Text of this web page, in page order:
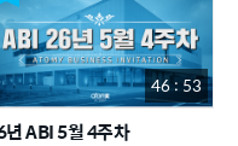
46 : 53
ABI 5월 4주차